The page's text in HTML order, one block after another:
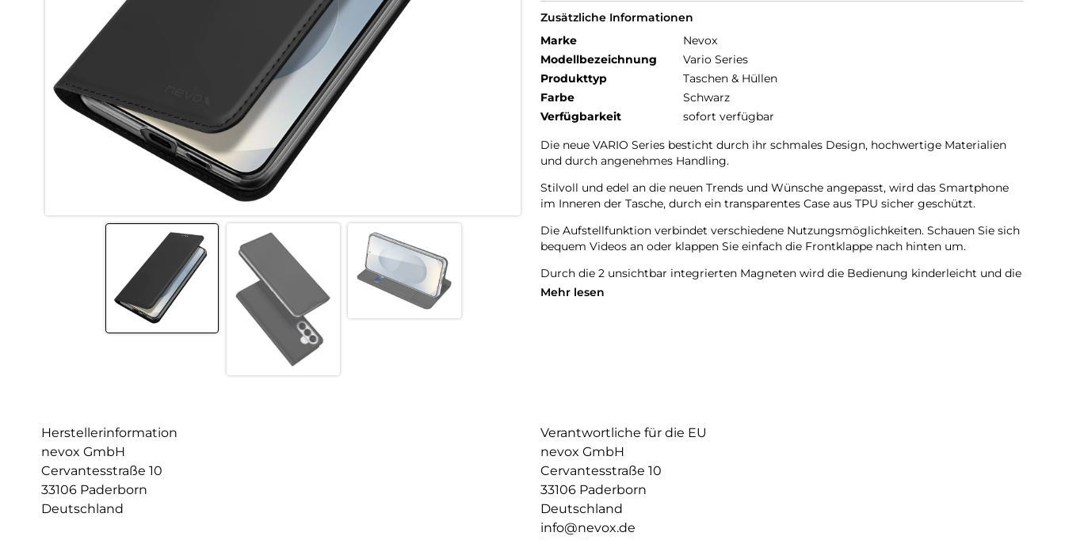
Zusätzliche Informationen
Marke
Nevox
Modellbezeichnung
Vario Series
Produkttyp
Taschen & Hüllen
Farbe
Schwarz
Verfügbarkeit
sofort verfügbar
Die neue VARIO Series besticht durch ihr schmales Design, hochwertige Materialien
und durch angenehmes Handling.
Stilvoll und edel an die neuen Trends und Wünsche angepasst, wird das Smartphone
im Inneren der Tasche, durch ein transparentes Case aus TPU sicher geschützt.
Die Aufstellfunktion verbindet verschiedene Nutzungsmöglichkeiten. Schauen Sie sich
bequem Videos an oder klappen Sie einfach die Frontklappe nach hinten um.
Durch die 2 unsichtbar integrierten Magneten wird die Bedienung kinderleicht und die
Schutzhülle öffnet sich nicht ungewollt.
Mehr lesen
Herstellerinformation
nevox GmbH
Cervantesstraße 10
33106 Paderborn
Deutschland
Verantwortliche für die EU
nevox GmbH
Cervantesstraße 10
33106 Paderborn
Deutschland
info@nevox.de